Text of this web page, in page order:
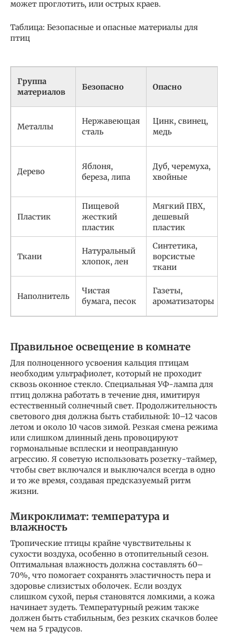
может проглотить, или острых краев.
Таблица: Безопасные и опасные материалы для
птиц
Группа
материалов
Безопасно Опасно
Металлы
Нержавеющая
сталь
Цинк, свинец,
медь
Дерево
Яблоня,
береза, липа
Дуб, черемуха,
хвойные
Пластик
Пищевой
жесткий
пластик
Мягкий ПВХ,
дешевый
пластик
Ткани
Натуральный
хлопок, лен
Синтетика,
ворсистые
ткани
Наполнитель
Чистая
бумага, песок
Газеты,
ароматизаторы
Правильное освещение в комнате
Для полноценного усвоения кальция птицам
необходим ультрафиолет, который не проходит
сквозь оконное стекло. Специальная УФ-лампа для
птиц должна работать в течение дня, имитируя
естественный солнечный свет. Продолжительность
светового дня должна быть стабильной: 10–12 часов
летом и около 10 часов зимой. Резкая смена режима
или слишком длинный день провоцируют
гормональные всплески и неоправданную
агрессию. Я советую использовать розетку-таймер,
чтобы свет включался и выключался всегда в одно
и то же время, создавая предсказуемый ритм
жизни.
Микроклимат: температура и
влажность
Тропические птицы крайне чувствительны к
сухости воздуха, особенно в отопительный сезон.
Оптимальная влажность должна составлять 60–
70%, что помогает сохранять эластичность пера и
здоровье слизистых оболочек. Если воздух
слишком сухой, перья становятся ломкими, а кожа
начинает зудеть. Температурный режим также
должен быть стабильным, без резких скачков более
чем на 5 градусов.